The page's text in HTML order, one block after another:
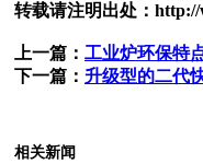
转载请注明出处：
上一篇： 工业炉环保特
下一篇： 升级型的二代
相关新闻